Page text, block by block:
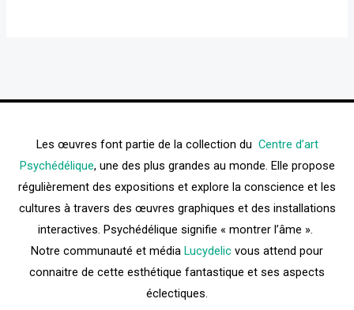
Les œuvres font partie de la collection du Centre d’art
Psychédélique, une des plus grandes au monde. Elle propose
régulièrement des expositions et explore la conscience et les
cultures à travers des œuvres graphiques et des installations
interactives. Psychédélique signifie « montrer l’âme ».
Notre communauté et média Lucydelic vous attend pour
connaitre de cette esthétique fantastique et ses aspects
éclectiques.